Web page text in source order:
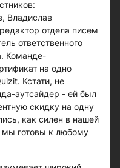
Владислав
отдела писем
ответственного
Команде-
на одно
Кстати, не
аутсайдер - ей был
скидку на одну
как силен в нашей
мы готовы к любому